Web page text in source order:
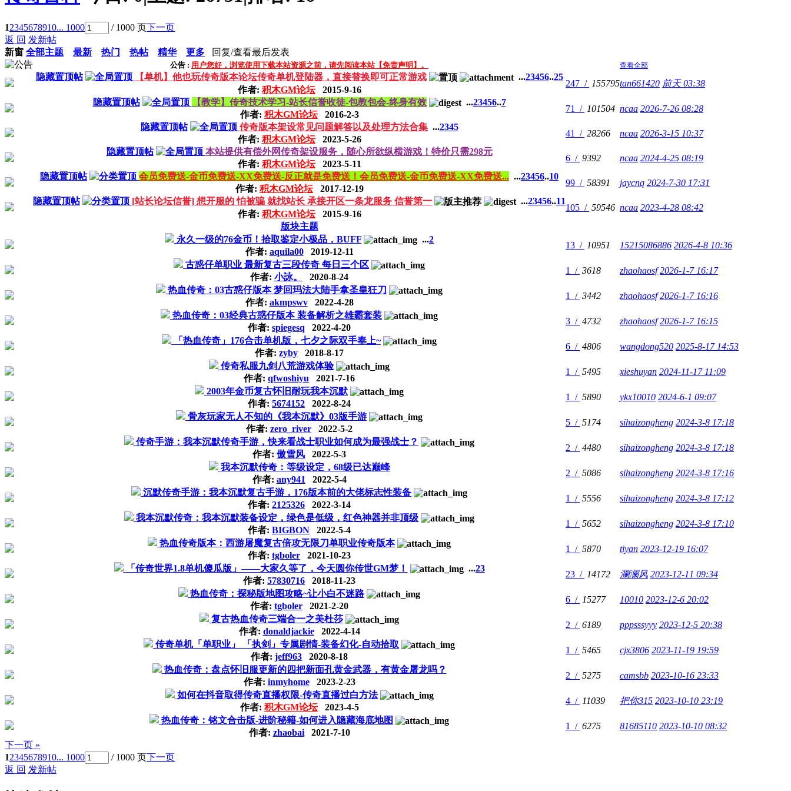
12345678910... 1000 / 1000 页下一页
返 回 发新帖
新窗 全部主题 最新 热门 热帖 精华 更多 回复/查看最后发表
公告 : 用户您好，浏览使用下载本站资源之前，请先阅读本站【免责声明】。 查看全部
隐藏置顶帖 【单机】他也玩传奇版本论坛传奇单机登陆器，直接替换即可正常游戏 ...23456..25
作者: 积木GM论坛2015-9-16
247 / 155795tan661420 前天 03:38
隐藏置顶帖
【教学】传奇技术学习-站长信誉收徒-包教包会-终身有效 ...23456..7
作者: 积木GM论坛2016-2-3
71 / 101504 ncaa 2026-7-26 08:28
隐藏置顶帖
传奇版本架设常见问题解答以及处理方法合集 ...2345
作者: 积木GM论坛2023-5-26
41 / 28266 ncaa 2026-3-15 10:37
隐藏置顶帖
本站提供有偿外网传奇架设服务，随心所欲纵横游戏！特价只需298元
作者: 积木GM论坛2023-5-11
6 / 9392 ncaa 2024-4-25 08:19
隐藏置顶帖
会员免费送-金币免费送-XX免费送-反正就是免费送！会员免费送-金币免费送-XX免费送... ...23456..10
作者: 积木GM论坛2017-12-19
99 / 58391 jaycnq 2024-7-30 17:31
隐藏置顶帖
[站长论坛信誉] 想开服的 怕被骗 就找站长 承接开区一条龙服务 信誉第一 ...23456..11
作者: 积木GM论坛2015-9-16
105 / 59546 ncaa 2023-4-28 08:42
版块主题
永久一级的76金币！拾取鉴定小极品，BUFF
...2
作者: aquila002019-12-11
13 / 10951 15215086886 2026-4-8 10:36
古惑仔单职业 最新复古三段传奇 每日三个区
作者: 小詠。 2020-8-24
1 / 3618 zhaohaosf 2026-1-7 16:17
热血传奇：03古惑仔版本 梦回玛法大陆手拿圣皇狂刀
作者: akmpswv2022-4-28
1 / 3442 zhaohaosf 2026-1-7 16:16
热血传奇：03经典古惑仔版本 装备解析之雄霸套装
作者: spiegesq 2022-4-20
3 / 4732 zhaohaosf 2026-1-7 16:15
「热血传奇」176合击单机版，七夕之际双手奉上~
作者: zyby 2018-8-17
6 / 4806 wangdong520 2025-8-17 14:53
传奇私服九剑八荒游戏体验
作者: qfwoshiyu 2021-7-16
1 / 5495 xieshuyan 2024-11-17 11:09
2003年金币复古怀旧耐玩我本沉默
作者: 5674152 2022-8-24
1 / 5890 ykx10010 2024-6-1 09:07
骨灰玩家无人不知的《我本沉默》03版手游
作者: zero_river 2022-5-2
5 / 5174 sihaizongheng 2024-3-8 17:18
传奇手游：我本沉默传奇手游，快来看战士职业如何成为最强战士？
作者: 傲雪风 2022-5-3
2 / 4480 sihaizongheng 2024-3-8 17:18
我本沉默传奇：等级设定，68级已达巅峰
作者: any941 2022-5-4
2 / 5086 sihaizongheng 2024-3-8 17:16
沉默传奇手游：我本沉默复古手游，176版本前的大佬标志性装备
作者: 2125326 2022-3-14
1 / 5556 sihaizongheng 2024-3-8 17:12
我本沉默传奇：我本沉默装备设定，绿色是低级，红色神器并非顶级
作者: BIGBON 2022-5-4
1 / 5652 sihaizongheng 2024-3-8 17:10
热血传奇版本：西游屠魔复古倍攻无限刀单职业传奇版本
作者: tgboler 2021-10-23
1 / 5870 tiyan 2023-12-19 16:07
「传奇世界1.8单机傻瓜版」——大家久等了，今天圆你传世GM梦！
...23
作者: 57830716 2018-11-23
23 / 14172 瀾澜风 2023-12-11 09:34
热血传奇：探秘版地图攻略~让小白不迷路
作者: tgboler 2021-2-20
6 / 15277 10010 2023-12-6 20:02
复古热血传奇三端合一之美杜莎
作者: donaldjackie2022-4-14
2 / 6189 pppsssyyy 2023-12-5 20:38
传奇单机「单职业」 「执剑」专属剧情-装备幻化-自动拾取
作者: jeff963 2020-8-18
1 / 5465 cjx3806 2023-11-19 19:59
热血传奇：盘点怀旧服更新的四把新面孔黄金武器，有黄金屠龙吗？
作者: inmyhome2023-2-23
2 / 5275 camsbb 2023-10-16 23:33
如何在抖音取得传奇直播权限-传奇直播过白方法
作者: 积木GM论坛2023-4-5
4 / 11039 把你315 2023-10-10 23:19
热血传奇：铭文合击版-进阶秘籍-如何进入隐藏海底地图
作者: zhaobai2021-7-10
1 / 6275 81685110 2023-10-10 08:32
下一页 »
12345678910... 1000 / 1000 页下一页
返 回 发新帖